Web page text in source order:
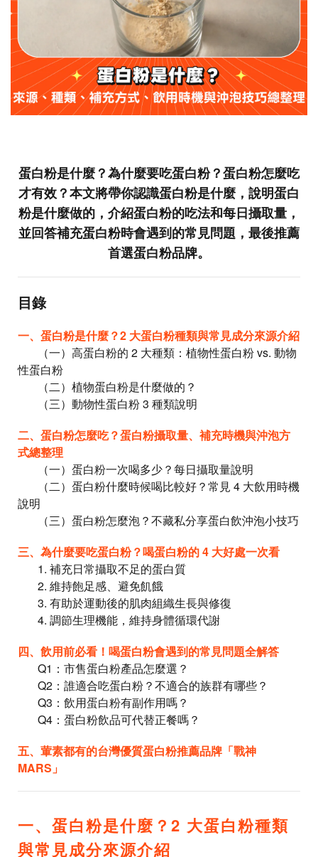
蛋白粉是什麼？為什麼要吃蛋白粉？蛋白粉怎麼吃
才有效？本文將帶你認識蛋白粉是什麼，說明蛋白
粉是什麼做的，介紹蛋白粉的吃法和每日攝取量，
並回答補充蛋白粉時會遇到的常見問題，最後推薦
首選蛋白粉品牌。
目錄
一、蛋白粉是什麼？2 大蛋白粉種類與常見成分來源介紹
（一）高蛋白粉的 2 大種類：植物性蛋白粉 vs. 動物
性蛋白粉
（二）植物蛋白粉是什麼做的？
（三）動物性蛋白粉 3 種類說明
二、蛋白粉怎麼吃？蛋白粉攝取量、補充時機與沖泡方
式總整理
（一）蛋白粉一次喝多少？每日攝取量說明
（二）蛋白粉什麼時候喝比較好？常見 4 大飲用時機
說明
（三）蛋白粉怎麼泡？不藏私分享蛋白飲沖泡小技巧
三、為什麼要吃蛋白粉？喝蛋白粉的 4 大好處一次看
1. 補充日常攝取不足的蛋白質
2. 維持飽足感、避免飢餓
3. 有助於運動後的肌肉組織生長與修復
4. 調節生理機能，維持身體循環代謝
四、飲用前必看！喝蛋白粉會遇到的常見問題全解答
Q1：市售蛋白粉產品怎麼選？
Q2：誰適合吃蛋白粉？不適合的族群有哪些？
Q3：飲用蛋白粉有副作用嗎？
Q4：蛋白粉飲品可代替正餐嗎？
五、葷素都有的台灣優質蛋白粉推薦品牌「戰神
MARS」
一、蛋白粉是什麼？2 大蛋白粉種類
與常見成分來源介紹